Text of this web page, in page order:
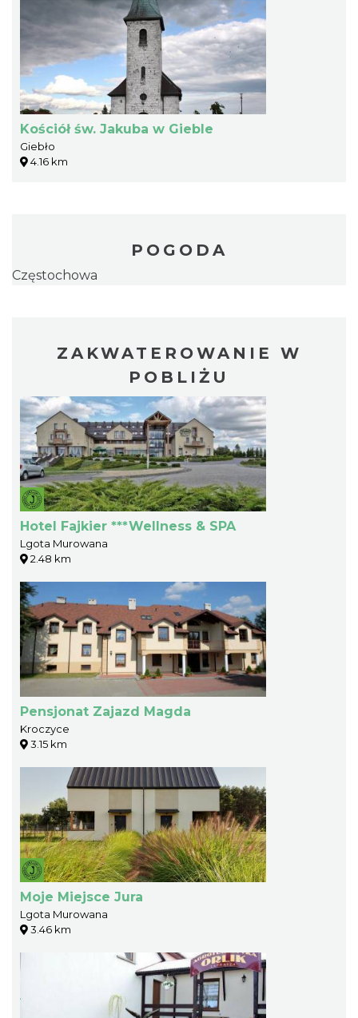
Kościół św. Jakuba w Gieble
Giebło
4.16 km
POGODA
Częstochowa
ZAKWATEROWANIE W
POBLIŻU
Hotel Fajkier ***Wellness & SPA
Lgota Murowana
2.48 km
Pensjonat Zajazd Magda
Kroczyce
3.15 km
Moje Miejsce Jura
Lgota Murowana
3.46 km